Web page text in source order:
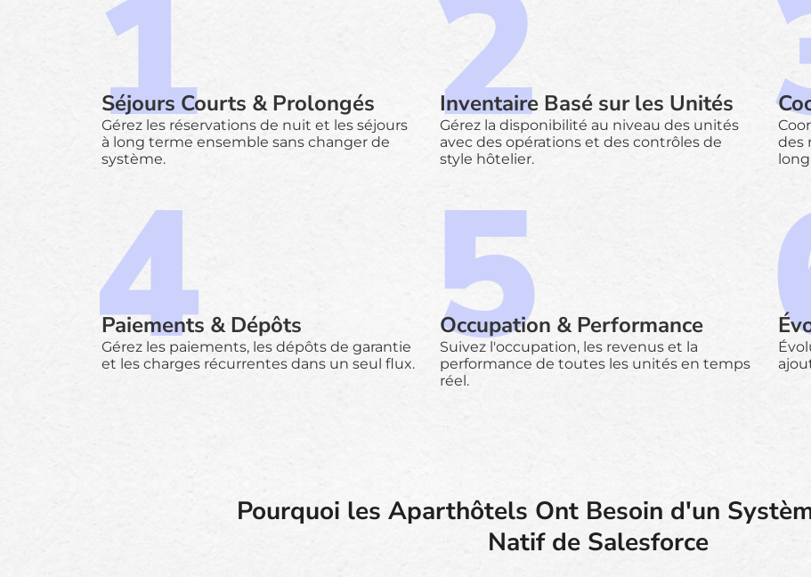
Séjours Courts & Prolongés
Gérez les réservations de nuit et les séjours
à long terme ensemble sans changer de
système.
Inventaire Basé sur les Unités
Gérez la disponibilité au niveau des unités
avec des opérations et des contrôles de
style hôtelier.
des
Paiements & Dépôts
Gérez les paiements, les dépôts de garantie
et les charges récurrentes dans un seul flux.
Occupation & Performance
Suivez l'occupation, les revenus et la
performance de toutes les unités en temps
réel.
Pourquoi les Aparthôtels Ont Besoin d'un
Natif de Salesforce